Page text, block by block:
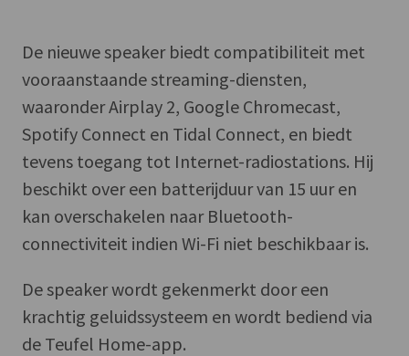
De nieuwe speaker biedt compatibiliteit met
vooraanstaande streaming-diensten,
waaronder Airplay 2, Google Chromecast,
Spotify Connect en Tidal Connect, en biedt
tevens toegang tot Internet-radiostations. Hij
beschikt over een batterijduur van 15 uur en
kan overschakelen naar Bluetooth-
connectiviteit indien Wi-Fi niet beschikbaar is.
De speaker wordt gekenmerkt door een
krachtig geluidssysteem en wordt bediend via
de Teufel Home-app.